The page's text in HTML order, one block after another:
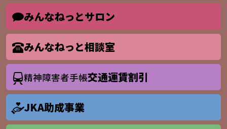
みんなねっとサロン
みんなねっと相談室
精神障害者手帳交通運賃割引
JKA助成事業